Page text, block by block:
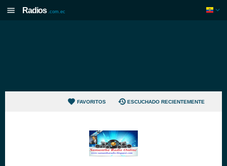
Radios .com.ec
FAVORITOS ESCUCHADO RECIENTEMENTE